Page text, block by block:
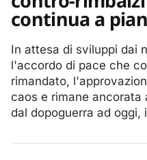
continua a
In attesa di sviluppi dai
l'accordo di pace che
rimandato,
caos e rimane ancorata
dal dopoguerra ad oggi,